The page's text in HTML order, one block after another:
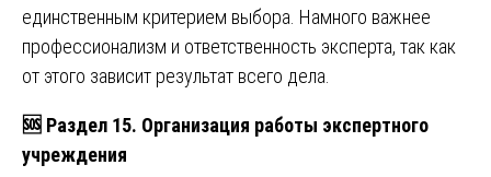
единственным критерием выбора. Намного важнее
профессионализм и ответственность эксперта, так как
от этого зависит результат всего дела.
🆘 Раздел 15. Организация работы экспертного
учреждения